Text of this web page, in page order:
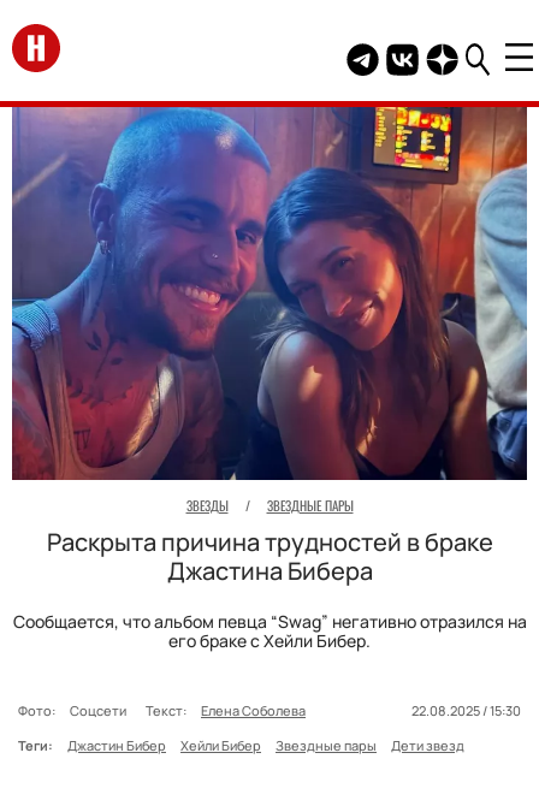
Перейти на главную
Telegram канал
Группа HELLO
Канал
ЗВЕЗДЫ / ЗВЕЗДНЫЕ ПАРЫ
Раскрыта причина трудностей в браке
Джастина Бибера
Сообщается, что альбом певца “Swag” негативно отразился на
его браке с Хейли Бибер.
Фото: Соцсети Текст: Елена Соболева
22.08.2025 / 15:30
Теги:
Джастин Бибер Хейли Бибер Звездные пары Дети звезд